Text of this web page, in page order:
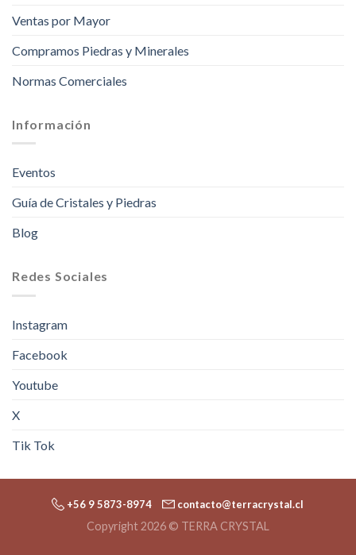
Ventas por Mayor
Compramos Piedras y Minerales
Normas Comerciales
Información
Eventos
Guía de Cristales y Piedras
Blog
Redes Sociales
Instagram
Facebook
Youtube
X
Tik Tok
+56 9 5873-8974 contacto@terracrystal.cl
Copyright 2026 © TERRA CRYSTAL